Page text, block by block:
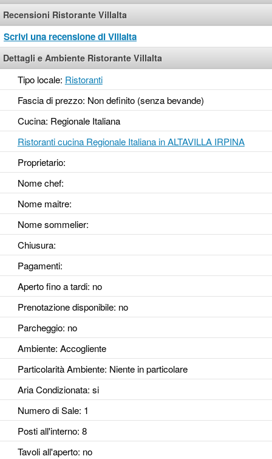
Recensioni Ristorante Villalta
Scrivi una recensione di Villalta
Dettagli e Ambiente Ristorante Villalta
Tipo locale: Ristoranti
Fascia di prezzo: Non definito (senza bevande)
Cucina: Regionale Italiana
Ristoranti cucina Regionale Italiana in ALTAVILLA IRPINA
Proprietario:
Nome chef:
Nome maitre:
Nome sommelier:
Chiusura:
Pagamenti:
Aperto fino a tardi: no
Prenotazione disponibile: no
Parcheggio: no
Ambiente: Accogliente
Particolarità Ambiente: Niente in particolare
Aria Condizionata: si
Numero di Sale: 1
Posti all'interno: 8
Tavoli all'aperto: no